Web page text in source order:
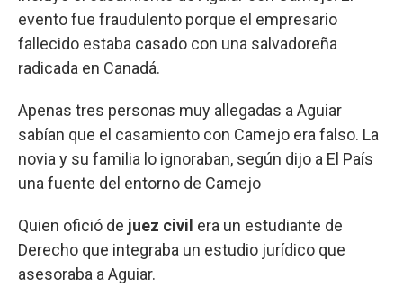
evento fue fraudulento porque el empresario
fallecido estaba casado con una salvadoreña
radicada en Canadá.
Apenas tres personas muy allegadas a Aguiar
sabían que el casamiento con Camejo era falso. La
novia y su familia lo ignoraban, según dijo a El País
una fuente del entorno de Camejo
Quien ofició de juez civil era un estudiante de
Derecho que integraba un estudio jurídico que
asesoraba a Aguiar.